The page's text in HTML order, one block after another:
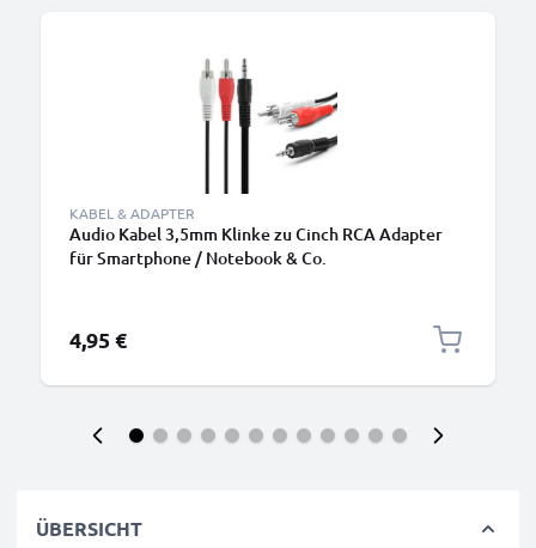
KABEL & ADAPTER
Audio Kabel 3,5mm Klinke zu Cinch RCA Adapter
für Smartphone / Notebook & Co.
4,95 €
ÜBERSICHT